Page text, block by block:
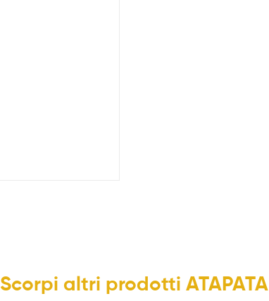
Scorpi altri prodotti ATAPATA